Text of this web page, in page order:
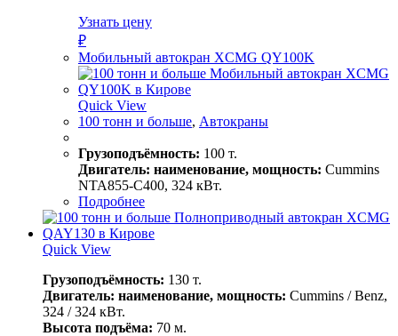
Узнать цену
₽
Мoбильный автокран XCMG QY100K
Quick View
100 тонн и больше, Автокраны
Грузоподъёмность: 100 т.
Двигатель: наименование, мощность: Cummins
NTA855-C400, 324 кВт.
Подробнее
Quick View
Грузоподъёмность: 130 т.
Двигатель: наименование, мощность: Cummins / Benz,
324 / 324 кВт.
Высота подъёма: 70 м.